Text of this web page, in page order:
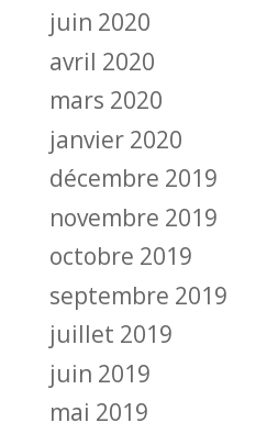
juin 2020
avril 2020
mars 2020
janvier 2020
décembre 2019
novembre 2019
octobre 2019
septembre 2019
juillet 2019
juin 2019
mai 2019